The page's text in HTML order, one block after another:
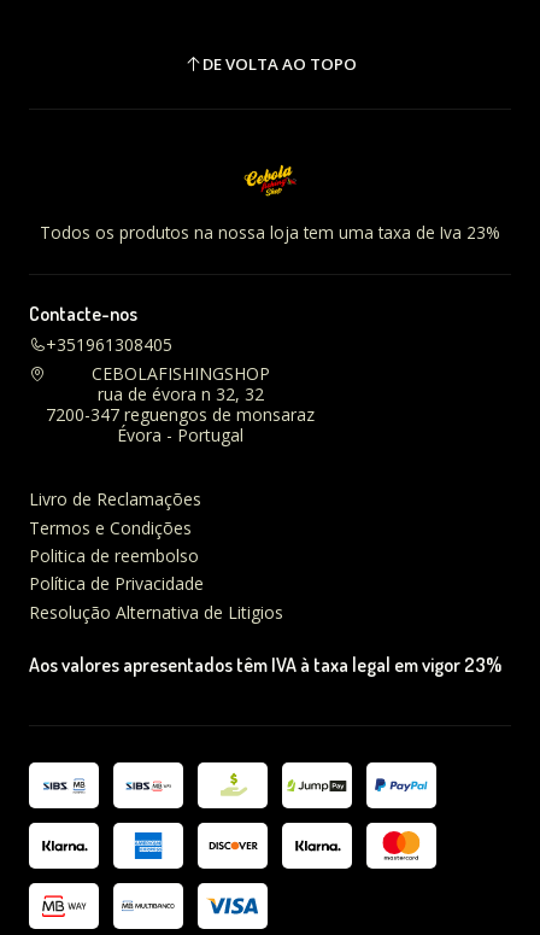
DE VOLTA AO TOPO
Todos os produtos na nossa loja tem uma taxa de Iva 23%
Contacte-nos
+351961308405
CEBOLAFISHINGSHOP
rua de évora n 32, 32
7200-347 reguengos de monsaraz
Évora - Portugal
Livro de Reclamações
Termos e Condições
Politica de reembolso
Política de Privacidade
Resolução Alternativa de Litigios
Aos valores apresentados têm IVA à taxa legal em vigor 23%